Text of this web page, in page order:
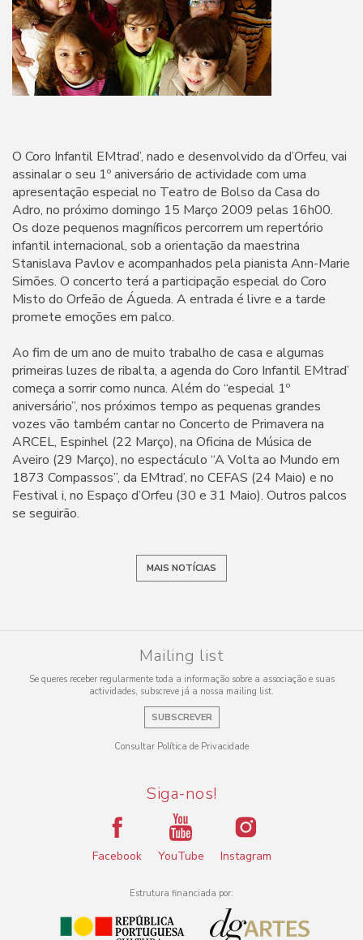
O Coro Infantil EMtrad’, nado e desenvolvido da d’Orfeu, vai
assinalar o seu 1º aniversário de actividade com uma
apresentação especial no Teatro de Bolso da Casa do
Adro, no próximo domingo 15 Março 2009 pelas 16h00.
Os doze pequenos magníficos percorrem um repertório
infantil internacional, sob a orientação da maestrina
Stanislava Pavlov e acompanhados pela pianista Ann-Marie
Simões. O concerto terá a participação especial do Coro
Misto do Orfeão de Águeda. A entrada é livre e a tarde
promete emoções em palco.
Ao fim de um ano de muito trabalho de casa e algumas
primeiras luzes de ribalta, a agenda do Coro Infantil EMtrad’
começa a sorrir como nunca. Além do “especial 1º
aniversário”, nos próximos tempo as pequenas grandes
vozes vão também cantar no Concerto de Primavera na
ARCEL, Espinhel (22 Março), na Oficina de Música de
Aveiro (29 Março), no espectáculo “A Volta ao Mundo em
1873 Compassos”, da EMtrad’, no CEFAS (24 Maio) e no
Festival i, no Espaço d’Orfeu (30 e 31 Maio). Outros palcos
se seguirão.
MAIS NOTÍCIAS
Mailing list
Se queres receber regularmente toda a informação sobre a associação e suas
actividades, subscreve já a nossa mailing list.
SUBSCREVER
Consultar Política de Privacidade
Siga-nos!
Facebook YouTube Instagram
Estrutura financiada por: